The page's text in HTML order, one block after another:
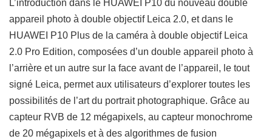
L’introduction dans le HUAWEI P10 du nouveau double
appareil photo à double objectif Leica 2.0, et dans le
HUAWEI P10 Plus de la caméra à double objectif Leica
2.0 Pro Edition, composées d’un double appareil photo à
l’arrière et un autre sur la face avant de l’appareil, le tout
signé Leica, permet aux utilisateurs d’explorer toutes les
possibilités de l’art du portrait photographique. Grâce au
capteur RVB de 12 mégapixels, au capteur monochrome
de 20 mégapixels et à des algorithmes de fusion